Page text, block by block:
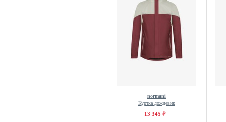
normani
Куртка дождевик
13 345 ₽